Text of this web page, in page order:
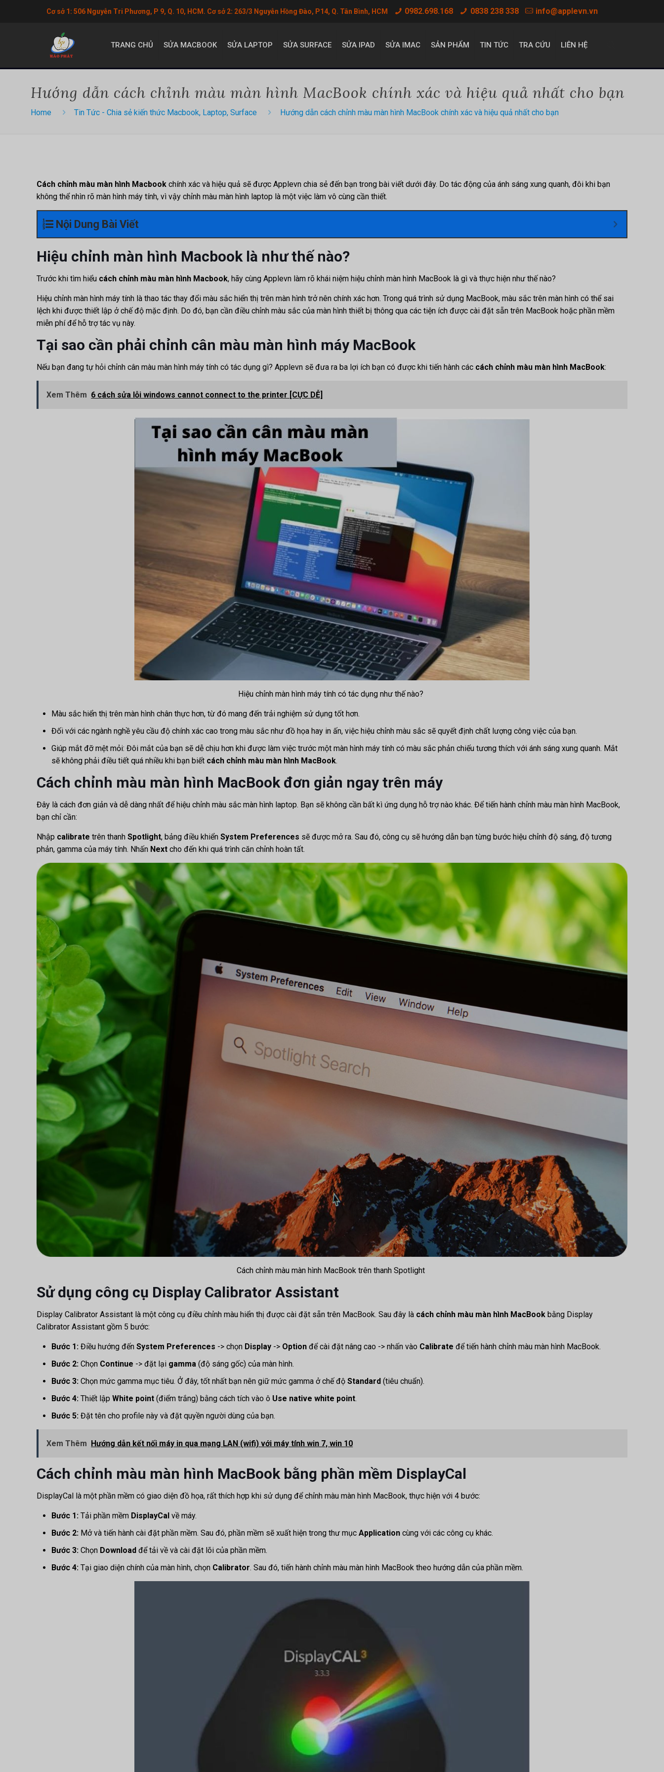
Cơ sở 1: 506 Nguyễn Tri Phương, P 9, Q. 10, HCM. Cơ sở 2: 263/3 Nguyễn Hồng Đào, P14, Q. Tân Bình, HCM 0982.698.168 0838 238 338 info@applevn.vn
TRANG CHỦ SỬA MACBOOK SỬA LAPTOP SỬA SURFACE SỬA IPAD SỬA IMAC SẢN PHẨM TIN TỨC TRA CỨU LIÊN HỆ
Hướng dẫn cách chỉnh màu màn hình MacBook chính xác và hiệu quả nhất cho bạn
Home Tin Tức - Chia sẻ kiến thức Macbook, Laptop, Surface Hướng dẫn cách chỉnh màu màn hình MacBook chính xác và hiệu quả nhất cho bạn
Cách chỉnh màu màn hình Macbook chính xác và hiệu quả sẽ được Applevn chia sẻ đến bạn trong bài viết dưới đây. Do tác động của ánh sáng xung quanh, đôi khi bạn
không thể nhìn rõ màn hình máy tính, vì vậy chỉnh màu màn hình laptop là một việc làm vô cùng cần thiết.
Nội Dung Bài Viết
Hiệu chỉnh màn hình Macbook là như thế nào?
Trước khi tìm hiểu cách chỉnh màu màn hình Macbook, hãy cùng Applevn làm rõ khái niệm hiệu chỉnh màn hình MacBook là gì và thực hiện như thế nào?
Hiệu chỉnh màn hình máy tính là thao tác thay đổi màu sắc hiển thị trên màn hình trở nên chính xác hơn. Trong quá trình sử dụng MacBook, màu sắc trên màn hình có thể sai
lệch khi được thiết lập ở chế độ mặc định. Do đó, bạn cần điều chỉnh màu sắc của màn hình thiết bị thông qua các tiện ích được cài đặt sẵn trên MacBook hoặc phần mềm
miễn phí để hỗ trợ tác vụ này.
Tại sao cần phải chỉnh cân màu màn hình máy MacBook
Nếu bạn đang tự hỏi chỉnh cân màu màn hình máy tính có tác dụng gì? Applevn sẽ đưa ra ba lợi ích bạn có được khi tiến hành các cách chỉnh màu màn hình MacBook:
Xem Thêm 6 cách sửa lỗi windows cannot connect to the printer [CỰC DỄ]
Hiệu chỉnh màn hình máy tính có tác dụng như thế nào?
Màu sắc hiển thị trên màn hình chân thực hơn, từ đó mang đến trải nghiệm sử dụng tốt hơn.
Đối với các ngành nghề yêu cầu độ chính xác cao trong màu sắc như đồ họa hay in ấn, việc hiệu chỉnh màu sắc sẽ quyết định chất lượng công việc của bạn.
Giúp mắt đỡ mệt mỏi: Đôi mắt của bạn sẽ dễ chịu hơn khi được làm việc trước một màn hình máy tính có màu sắc phản chiếu tương thích với ánh sáng xung quanh. Mắt
sẽ không phải điều tiết quá nhiều khi bạn biết cách chỉnh màu màn hình MacBook.
Cách chỉnh màu màn hình MacBook đơn giản ngay trên máy
Đây là cách đơn giản và dễ dàng nhất để hiệu chỉnh màu sắc màn hình laptop. Bạn sẽ không cần bất kì ứng dụng hỗ trợ nào khác. Để tiến hành chỉnh màu màn hình MacBook,
bạn chỉ cần:
Nhập calibrate trên thanhSpotlight, bảng điều khiểnSystem Preferences sẽ được mở ra. Sau đó, công cụ sẽ hướng dẫn bạn từng bước hiệu chỉnh độ sáng, độ tương
phản, gamma của máy tính. Nhấn Nextcho đến khi quá trình căn chỉnh hoàn tất.
Cách chỉnh màu màn hình MacBook trên thanh Spotlight
Sử dụng công cụ Display Calibrator Assistant
Display Calibrator Assistant là một công cụ điều chỉnh màu hiển thị được cài đặt sẵn trên MacBook. Sau đây là cách chỉnh màu màn hình MacBook bằng Display
Calibrator Assistant gồm 5 bước:
Bước 1: Điều hướng đếnSystem Preferences -> chọn Display -> Option để cài đặt nâng cao -> nhấn vào Calibrate để tiến hành chỉnh màu màn hình MacBook.
Bước 2:Chọn Continue -> đặt lại gamma (độ sáng gốc) của màn hình.
Bước 3: Chọn mức gamma mục tiêu. Ở đây, tốt nhất bạn nên giữ mức gamma ở chế độStandard(tiêu chuẩn).
Bước 4: Thiết lậpWhite point (điểm trắng) bằng cách tích vào ô Use native white point.
Bước 5: Đặt tên cho profile này và đặt quyền người dùng của bạn.
Xem Thêm Hướng dẫn kết nối máy in qua mạng LAN (wifi) với máy tính win 7, win 10
Cách chỉnh màu màn hình MacBook bằng phần mềm DisplayCal
DisplayCal là một phần mềm có giao diện đồ họa, rất thích hợp khi sử dụng để chỉnh màu màn hình MacBook, thực hiện với 4 bước:
Bước 1: Tải phần mềm DisplayCal về máy.
Bước 2: Mở và tiến hành cài đặt phần mềm. Sau đó, phần mềm sẽ xuất hiện trong thư mụcApplicationcùng với các công cụ khác.
Bước 3: Chọn Download để tải về và cài đặt lõi của phần mềm.
Bước 4: Tại giao diện chính của màn hình, chọn Calibrator. Sau đó, tiến hành chỉnh màu màn hình MacBook theo hướng dẫn của phần mềm.